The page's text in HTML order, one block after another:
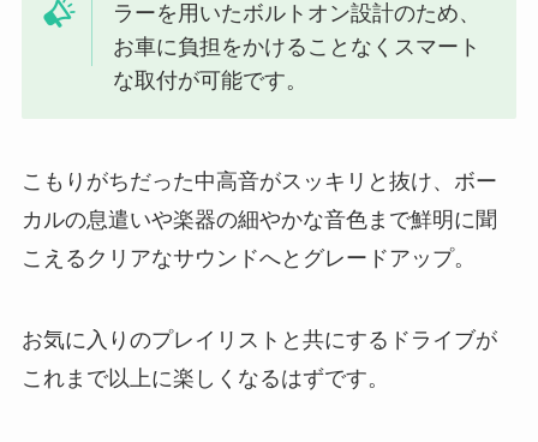
ラーを用いたボルトオン設計のため、
お車に負担をかけることなくスマート
な取付が可能です。
こもりがちだった中高音がスッキリと抜け、ボー
カルの息遣いや楽器の細やかな音色まで鮮明に聞
こえるクリアなサウンドへとグレードアップ。
お気に入りのプレイリストと共にするドライブが
これまで以上に楽しくなるはずです。